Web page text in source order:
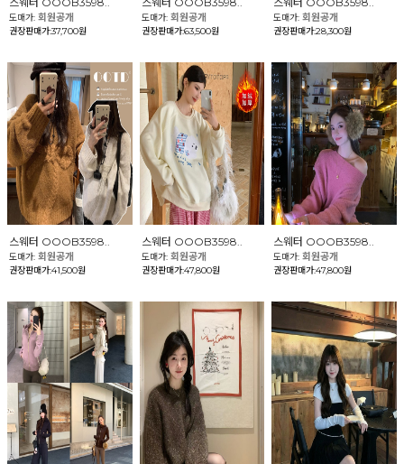
도매가: 회원공개
권장판매가:37,700원
도매가: 회원공개
권장판매가:63,500원
도매가:회원공개
권장판매가:28,300원
스웨터 OOOB3598..
도매가: 회원공개
권장판매가:41,500원
스웨터 OOOB3598..
도매가: 회원공개
권장판매가:47,800원
스웨터 OOOB3598..
도매가:회원공개
권장판매가:47,800원